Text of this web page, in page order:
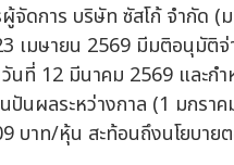
จัดการ บริษัท ซัสโก้ จำกัด
เมษายน 2569 มีมติอนุมัติ
นที่ 12 มีนาคม 2569 และ
ปันผลระหว่างกาล (1 มกร
บาท/หุ้น สะท้อนถึงนโยบา